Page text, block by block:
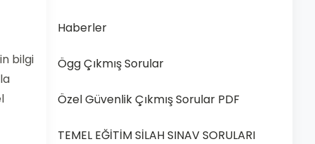
bilgi
Haberler
Ögg Çıkmış Sorular
Özel Güvenlik Çıkmış Sorular PDF
TEMEL EĞİTİM SİLAH SINAV SORULARI